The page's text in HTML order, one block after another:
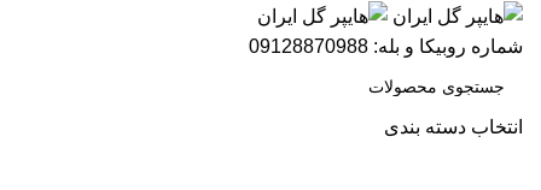
شماره روبیکا و بله: 09128870988
انتخاب دسته بندی